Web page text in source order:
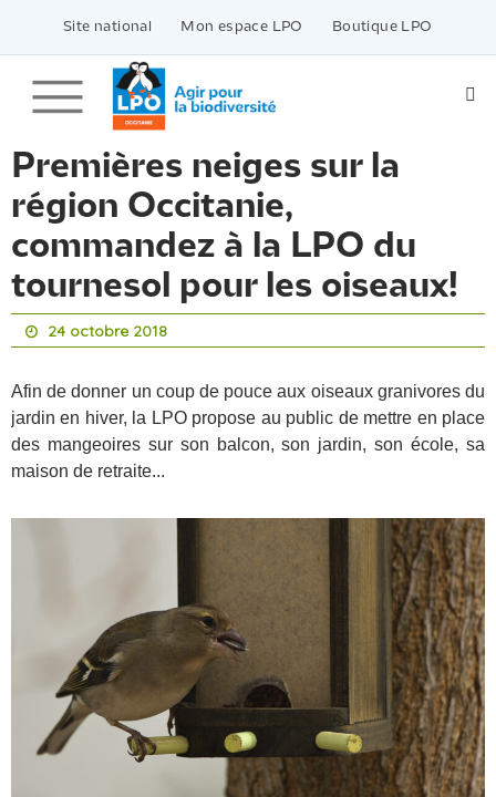
contenu
Site national Mon espace LPO Boutique LPO
Premières neiges sur la
région Occitanie,
commandez à la LPO du
tournesol pour les oiseaux!
24 octobre 2018
Afin de donner un coup de pouce aux oiseaux granivores du
jardin en hiver, la LPO propose au public de mettre en place
des mangeoires sur son balcon, son jardin, son école, sa
maison de retraite...